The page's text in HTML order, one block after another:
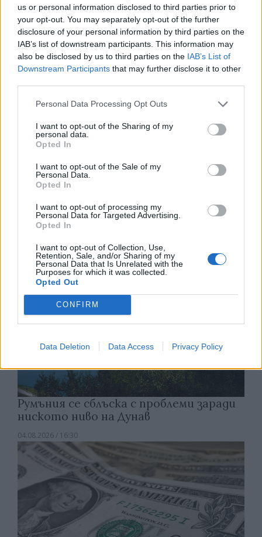
us or personal information disclosed to third parties prior to
your opt-out. You may separately opt-out of the further
disclosure of your personal information by third parties on the
IAB’s list of downstream participants. This information may
also be disclosed by us to third parties on the IAB’s List of
Downstream Participants that may further disclose it to other
Personal Data Processing Opt Outs
I want to opt-out of the Sharing of my
personal data.
Opted In
I want to opt-out of the Sale of my
Personal Data.
Opted In
I want to opt-out of processing my
Personal Data for Targeted Advertising.
Opted In
I want to opt-out of Collection, Use,
Retention, Sale, and/or Sharing of my
Personal Data that Is Unrelated with the
Purposes for which it was collected.
Opted Out
CONFIRM
Data Deletion Data Access Privacy Policy
Експерти: Изкуственият интелект
постига нови нива на „автономност и
опити за измама“
05.08.2026 / 11:30
Румъния се сблъска с проблеми заради
ниското ниво на Дунав
04.08.2026 / 16:30